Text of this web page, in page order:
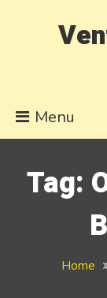
Menu
Tag:
Home